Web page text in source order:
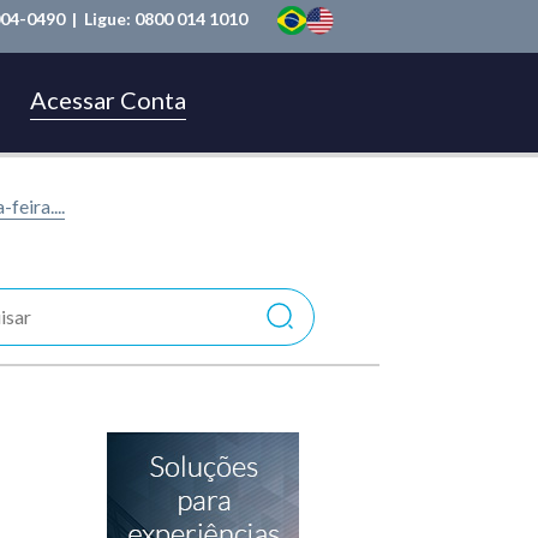
0490 | Ligue: 0800 014 1010
Acessar Conta
feira....